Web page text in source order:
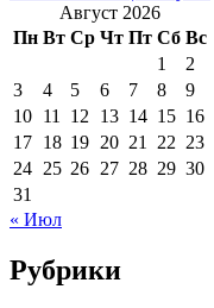
Август 2026
Пн Вт Ср Чт Пт Сб Вс
1
2
3
4 5 6 7 8
9
10 11 12 13 14 15 16
17 18 19 20 21 22 23
24 25 26 27 28 29 30
31
« Июл
Рубрики